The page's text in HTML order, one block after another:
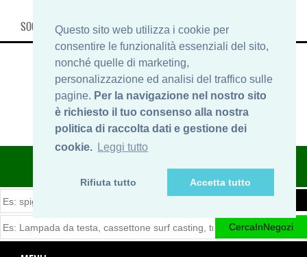
Questo sito web utilizza i cookie per
consentire le funzionalità essenziali del sito,
nonché quelle di marketing,
personalizzazione ed analisi del traffico sulle
pagine. Per la navigazione nel nostro sito
è richiesto il tuo consenso alla nostra
politica di raccolta dati e gestione dei
cookie. Leggi tutto
Rifiuta tutto Accetta tutto
SOCIAL, INFO & SHOP
ITINERARIDIPESCA.IT